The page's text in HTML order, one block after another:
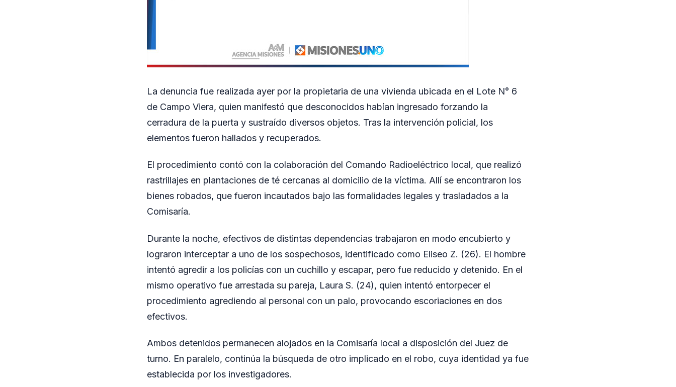
La denuncia fue realizada ayer por la propietaria de una vivienda ubicada en el Lote N° 6
de Campo Viera, quien manifestó que desconocidos habían ingresado forzando la
cerradura de la puerta y sustraído diversos objetos. Tras la intervención policial, los
elementos fueron hallados y recuperados.
El procedimiento contó con la colaboración del Comando Radioeléctrico local, que realizó
rastrillajes en plantaciones de té cercanas al domicilio de la víctima. Allí se encontraron los
bienes robados, que fueron incautados bajo las formalidades legales y trasladados a la
Comisaría.
Durante la noche, efectivos de distintas dependencias trabajaron en modo encubierto y
lograron interceptar a uno de los sospechosos, identificado como Eliseo Z. (26). El hombre
intentó agredir a los policías con un cuchillo y escapar, pero fue reducido y detenido. En el
mismo operativo fue arrestada su pareja, Laura S. (24), quien intentó entorpecer el
procedimiento agrediendo al personal con un palo, provocando escoriaciones en dos
efectivos.
Ambos detenidos permanecen alojados en la Comisaría local a disposición del Juez de
turno. En paralelo, continúa la búsqueda de otro implicado en el robo, cuya identidad ya fue
establecida por los investigadores.